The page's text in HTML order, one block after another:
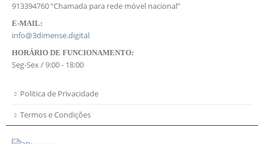
913394760 “Chamada para rede móvel nacional”
E-MAIL:
info@3dimense.digital
HORÁRIO DE FUNCIONAMENTO:
Seg-Sex / 9:00 - 18:00
Politica de Privacidade
Termos e Condições